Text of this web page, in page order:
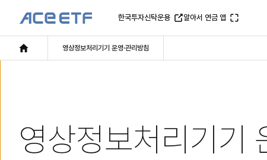
한
국
투
자
페
이
한국투자신탁운용
알아서 연금 앱
메인페이지로 이동영상정보처리기기 운영·관리방침
영상정보처리기기